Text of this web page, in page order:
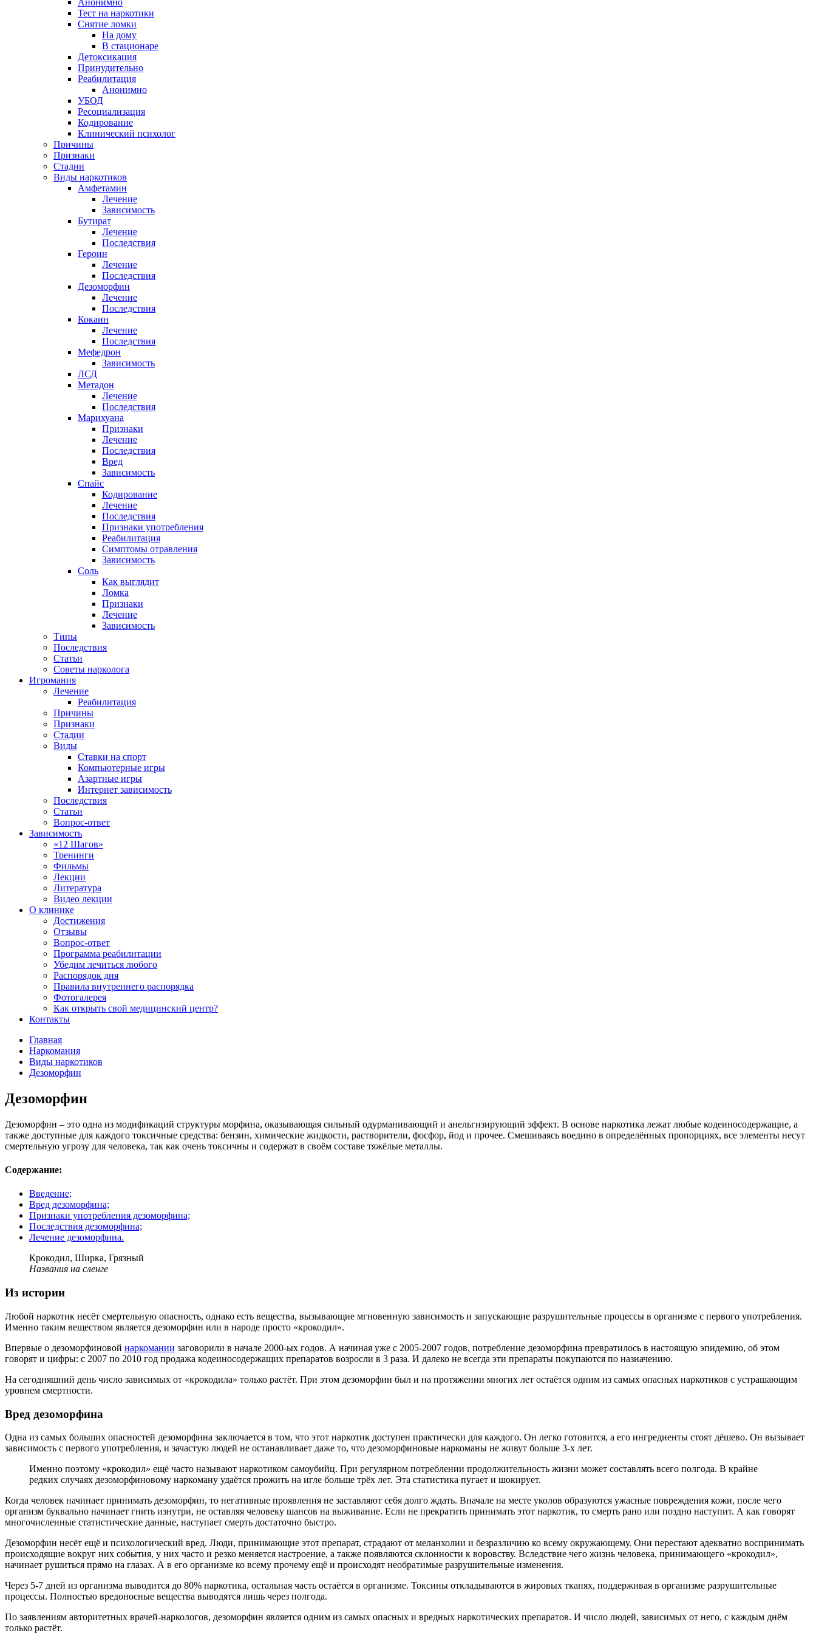
Анонимно
Тест на наркотики
Снятие ломки
На дому
В стационаре
Детоксикация
Принудительно
Реабилитация
Анонимно
УБОД
Ресоциализация
Кодирование
Клинический психолог
Причины
Признаки
Стадии
Виды наркотиков
Амфетамин
Лечение
Зависимость
Бутират
Лечение
Последствия
Героин
Лечение
Последствия
Дезоморфин
Лечение
Последствия
Кокаин
Лечение
Последствия
Мефедрон
Зависимость
ЛСД
Метадон
Лечение
Последствия
Марихуана
Признаки
Лечение
Последствия
Вред
Зависимость
Спайс
Кодирование
Лечение
Последствия
Признаки употребления
Реабилитация
Симптомы отравления
Зависимость
Соль
Как выглядит
Ломка
Признаки
Лечение
Зависимость
Типы
Последствия
Статьи
Советы нарколога
Игромания
Лечение
Реабилитация
Причины
Признаки
Стадии
Виды
Ставки на спорт
Компьютерные игры
Азартные игры
Интернет зависимость
Последствия
Статьи
Вопрос-ответ
Зависимость
«12 Шагов»
Тренинги
Фильмы
Лекции
Литература
Видео лекции
О клинике
Достижения
Отзывы
Вопрос-ответ
Программа реабилитации
Убедим лечиться любого
Распорядок дня
Правила внутреннего распорядка
Фотогалерея
Как открыть свой медицинский центр?
Контакты
Главная
Наркомания
Виды наркотиков
Дезоморфин
Дезоморфин
Дезоморфин – это одна из модификаций структуры морфина, оказывающая сильный одурманивающий и анельгизирующий эффект. В основе наркотика лежат любые кодеиносодержащие, а
также доступные для каждого токсичные средства: бензин, химические жидкости, растворители, фосфор, йод и прочее. Смешиваясь воедино в определённых пропорциях, все элементы несут
смертельную угрозу для человека, так как очень токсичны и содержат в своём составе тяжёлые металлы.
Содержание:
Введение;
Вред дезоморфина;
Признаки употребления дезоморфина;
Последствия дезоморфина;
Лечение дезоморфина.
Крокодил, Ширка, Грязный
Названия на сленге
Из истории
Любой наркотик несёт смертельную опасность, однако есть вещества, вызывающие мгновенную зависимость и запускающие разрушительные процессы в организме с первого употребления.
Именно таким веществом является дезоморфин или в народе просто «крокодил».
Впервые о дезоморфиновой наркомании заговорили в начале 2000-ых годов. А начиная уже с 2005-2007 годов, потребление дезоморфина превратилось в настоящую эпидемию, об этом
говорят и цифры: с 2007 по 2010 год продажа кодеиносодержащих препаратов возросли в 3 раза. И далеко не всегда эти препараты покупаются по назначению.
На сегодняшний день число зависимых от «крокодила» только растёт. При этом дезоморфин был и на протяжении многих лет остаётся одним из самых опасных наркотиков с устрашающим
уровнем смертности.
Вред дезоморфина
Одна из самых больших опасностей дезоморфина заключается в том, что этот наркотик доступен практически для каждого. Он легко готовится, а его ингредиенты стоят дёшево. Он вызывает
зависимость с первого употребления, и зачастую людей не останавливает даже то, что дезоморфиновые наркоманы не живут больше 3-х лет.
Именно поэтому «крокодил» ещё часто называют наркотиком самоубийц. При регулярном потреблении продолжительность жизни может составлять всего полгода. В крайне
редких случаях дезоморфиновому наркоману удаётся прожить на игле больше трёх лет. Эта статистика пугает и шокирует.
Когда человек начинает принимать дезоморфин, то негативные проявления не заставляют себя долго ждать. Вначале на месте уколов образуются ужасные повреждения кожи, после чего
организм буквально начинает гнить изнутри, не оставляя человеку шансов на выживание. Если не прекратить принимать этот наркотик, то смерть рано или поздно наступит. А как говорят
многочисленные статистические данные, наступает смерть достаточно быстро.
Дезоморфин несёт ещё и психологический вред. Люди, принимающие этот препарат, страдают от меланхолии и безразличию ко всему окружающему. Они перестают адекватно воспринимать
происходящие вокруг них события, у них часто и резко меняется настроение, а также появляются склонности к воровству. Вследствие чего жизнь человека, принимающего «крокодил»,
начинает рушиться прямо на глазах. А в его организме ко всему прочему ещё и происходят необратимые разрушительные изменения.
Через 5-7 дней из организма выводится до 80% наркотика, остальная часть остаётся в организме. Токсины откладываются в жировых тканях, поддерживая в организме разрушительные
процессы. Полностью вредоносные вещества выводятся лишь через полгода.
По заявлениям авторитетных врачей-наркологов, дезоморфин является одним из самых опасных и вредных наркотических препаратов. И число людей, зависимых от него, с каждым днём
только растёт.